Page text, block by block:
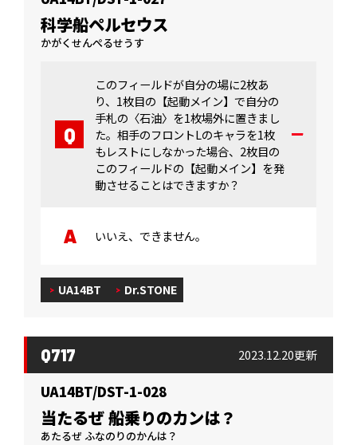
科学船ペルセウス
かがくせんぺるせうす
このフィールドが自分の場に2枚あ
り、1枚目の【起動メイン】で自分の
手札の〈石油〉を1枚場外に置きまし
た。相手のフロントLのキャラを1枚
もレストにしなかった場合、2枚目の
このフィールドの【起動メイン】を発
動させることはできますか？
いいえ、できません。
UA14BT Dr.STONE
Q717 2023.12.20更新
UA14BT/DST-1-028
当たるぜ 船乗りのカンは？
あたるぜ ふなのりのかんは？